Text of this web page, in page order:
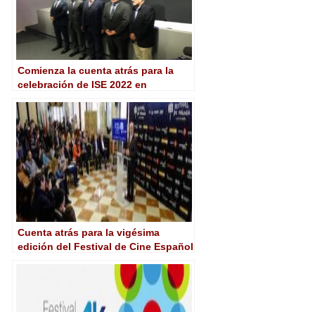
Comienza la cuenta atrás para la
celebración de ISE 2022 en
Cuenta atrás para la vigésima
edición del Festival de Cine Español